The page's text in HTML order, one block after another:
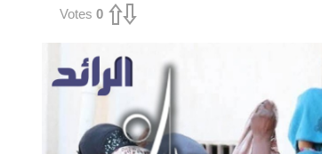
0
Votes